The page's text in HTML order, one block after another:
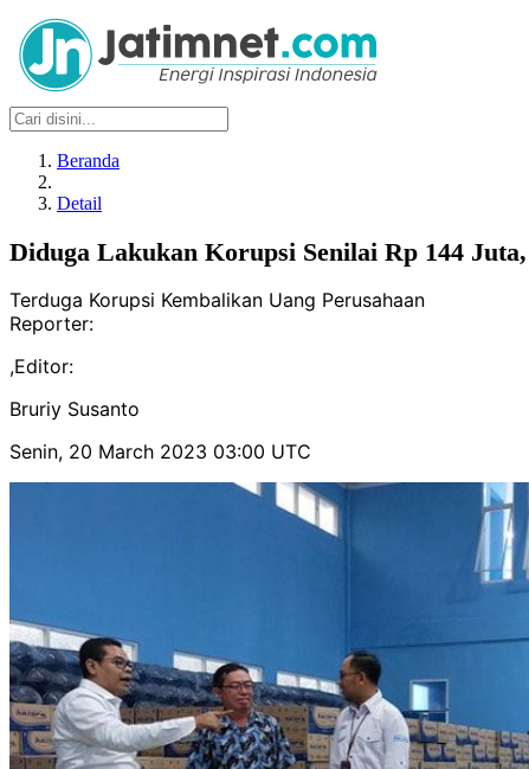
Beranda
Detail
Diduga Lakukan Korupsi Senilai Rp 144
Terduga Korupsi Kembalikan Uang Perusahaan
Reporter:
,Editor:
Bruriy Susanto
Senin, 20 March 2023 03:00 UTC